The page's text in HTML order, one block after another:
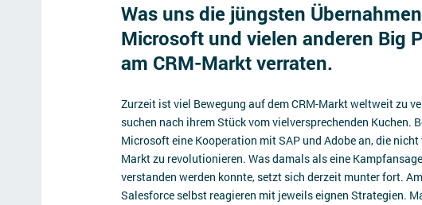
Was uns die jüngsten
Microsoft und vielen anderen Big
am CRM-Markt verraten.
Zurzeit ist viel Bewegung auf dem CRM-Markt weltweit zu
suchen nach ihrem Stück vom vielversprechenden Kuchen.
Microsoft eine Kooperation mit SAP und Adobe an, die
Markt zu revolutionieren. Was damals als eine
verstanden werden konnte, setzt sich derzeit munter fort.
Salesforce selbst reagieren mit jeweils eignen Strategien.